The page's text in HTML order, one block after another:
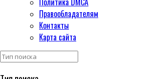
Правообладателям
Контакты
Карта сайта